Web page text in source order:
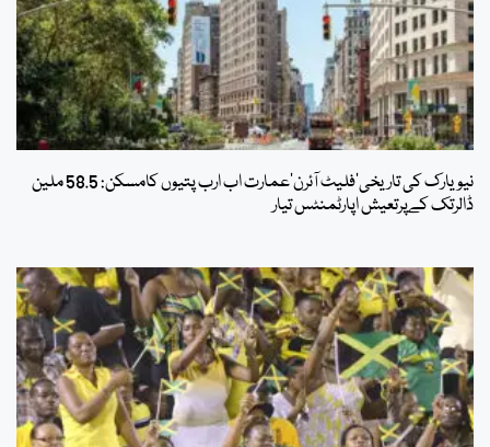
نیویارک کی تاریخی’فلیٹ آئرن‘عمارت اب ارب پتیوں کامسکن: 58.5 ملین
ڈالرتک کےپرتعیش اپارٹمنٹس تیار